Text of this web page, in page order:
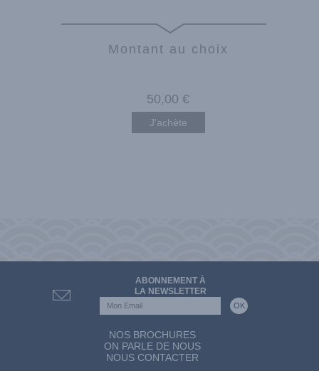
Montant au choix
50,00 €
J'achète
ABONNEMENT À
LA NEWSLETTER
NOS BROCHURES
ON PARLE DE NOUS
NOUS CONTACTER